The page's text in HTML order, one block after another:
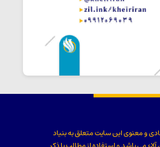
و معنوی این سایت متعلق بهبنیاد